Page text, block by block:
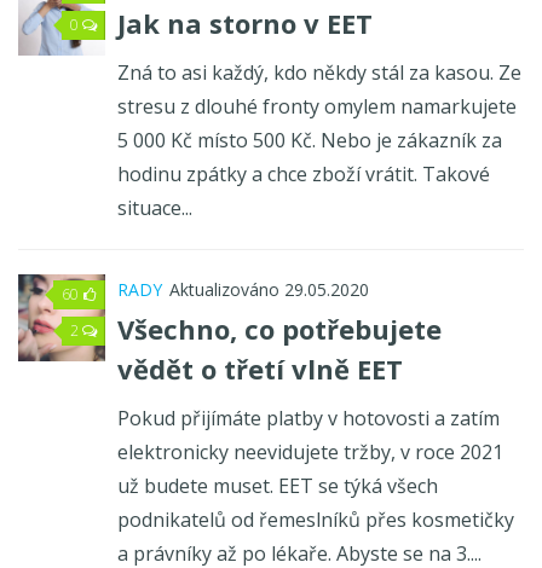
0
Jak na storno v EET
Zná to asi každý, kdo někdy stál za kasou. Ze
stresu z dlouhé fronty omylem namarkujete
5 000 Kč místo 500 Kč. Nebo je zákazník za
hodinu zpátky a chce zboží vrátit. Takové
situace...
60
2
RADY Aktualizováno 29.05.2020
Všechno, co potřebujete
vědět o třetí vlně EET
Pokud přijímáte platby v hotovosti a zatím
elektronicky neevidujete tržby, v roce 2021
už budete muset. EET se týká všech
podnikatelů od řemeslníků přes kosmetičky
a právníky až po lékaře. Abyste se na 3....